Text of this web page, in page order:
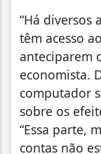
“Há diversos
têm acesso
anteciparem
economista.
computador
sobre os
“Essa parte,
contas não